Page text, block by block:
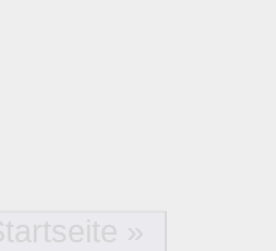
Zurück zur Startseite »